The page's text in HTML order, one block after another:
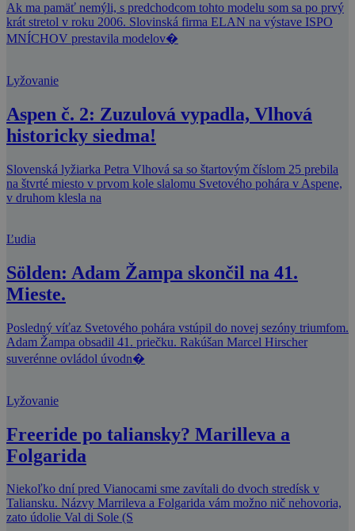
Ak ma pamäť nemýli, s predchodcom tohto modelu som sa po prvý
krát stretol v roku 2006. Slovinská firma ELAN na výstave ISPO
MNÍCHOV prestavila modelov�
Lyžovanie
Aspen č. 2: Zuzulová vypadla, Vlhová
historicky siedma!
Slovenská lyžiarka Petra Vlhová sa so štartovým číslom 25 prebila
na štvrté miesto v prvom kole slalomu Svetového pohára v Aspene,
v druhom klesla na
Ľudia
Sölden: Adam Žampa skončil na 41.
Mieste.
Posledný víťaz Svetového pohára vstúpil do novej sezóny triumfom.
Adam Žampa obsadil 41. priečku. Rakúšan Marcel Hirscher
suverénne ovládol úvodn�
Lyžovanie
Freeride po taliansky? Marilleva a
Folgarida
Niekoľko dní pred Vianocami sme zavítali do dvoch stredísk v
Taliansku. Názvy Marrileva a Folgarida vám možno nič nehovoria,
zato údolie Val di Sole (S